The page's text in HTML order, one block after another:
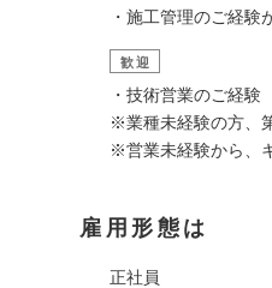
・施工管理のご経験
歓迎
・技術営業のご経験
※業種未経験の方、
※営業未経験から、
雇用形態は
正社員